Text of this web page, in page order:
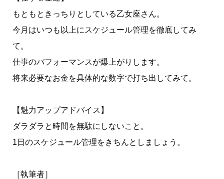
もともときっちりとしている乙女座さん。
今月はいつも以上にスケジュール管理を徹底してみ
て。
仕事のパフォーマンスが爆上がりします。
将来必要なお金を具体的な数字で打ち出してみて。
【魅力アップアドバイス】
ダラダラと時間を無駄にしないこと。
1日のスケジュール管理をきちんとしましょう。
［執筆者］